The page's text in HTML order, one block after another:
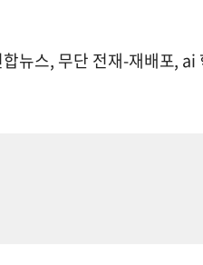
뉴스, 무단 전재-재배포, ai